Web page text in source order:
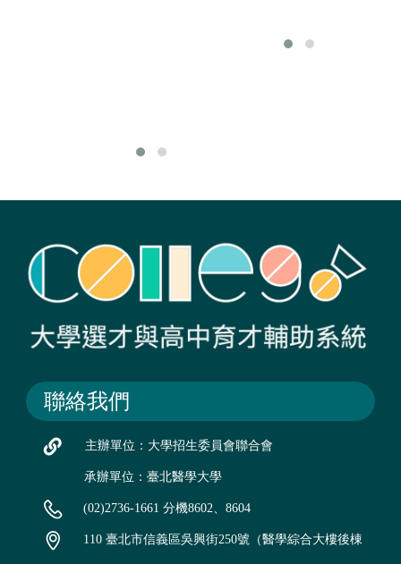
相關的自然教育中
聯絡我們
主辦單位：大學招生委員會聯合會
承辦單位：臺北醫學大學
(02)2736-1661 分機8602、8604
110 臺北市信義區吳興街250號（醫學綜合大樓後棟